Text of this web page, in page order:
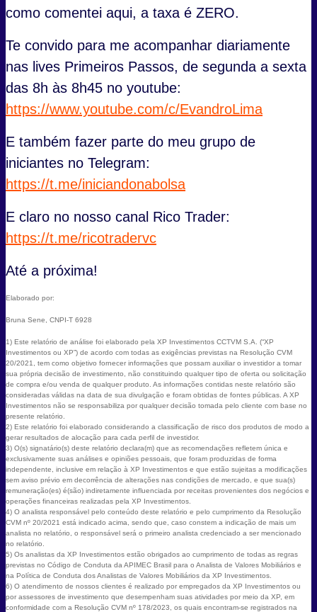
como comentei aqui, a taxa é ZERO.
Te convido para me acompanhar diariamente
nas lives Primeiros Passos, de segunda a sexta
das 8h às 8h45 no youtube:
https://www.youtube.com/c/EvandroLima
E também fazer parte do meu grupo de
iniciantes no Telegram:
https://t.me/iniciandonabolsa
E claro no nosso canal Rico Trader:
https://t.me/ricotradervc
Até a próxima!
Elaborado por:
Bruna Sene, CNPI-T 6928
1) Este relatório de análise foi elaborado pela XP Investimentos CCTVM S.A. (“XP
Investimentos ou XP”) de acordo com todas as exigências previstas na Resolução CVM
20/2021, tem como objetivo fornecer informações que possam auxiliar o investidor a tomar
sua própria decisão de investimento, não constituindo qualquer tipo de oferta ou solicitação
de compra e/ou venda de qualquer produto. As informações contidas neste relatório são
consideradas válidas na data de sua divulgação e foram obtidas de fontes públicas. A XP
Investimentos não se responsabiliza por qualquer decisão tomada pelo cliente com base no
presente relatório.
2) Este relatório foi elaborado considerando a classificação de risco dos produtos de modo a
gerar resultados de alocação para cada perfil de investidor.
3) O(s) signatário(s) deste relatório declara(m) que as recomendações refletem única e
exclusivamente suas análises e opiniões pessoais, que foram produzidas de forma
independente, inclusive em relação à XP Investimentos e que estão sujeitas a modificações
sem aviso prévio em decorrência de alterações nas condições de mercado, e que sua(s)
remuneração(es) é(são) indiretamente influenciada por receitas provenientes dos negócios e
operações financeiras realizadas pela XP Investimentos.
4) O analista responsável pelo conteúdo deste relatório e pelo cumprimento da Resolução
CVM nº 20/2021 está indicado acima, sendo que, caso constem a indicação de mais um
analista no relatório, o responsável será o primeiro analista credenciado a ser mencionado
no relatório.
5) Os analistas da XP Investimentos estão obrigados ao cumprimento de todas as regras
previstas no Código de Conduta da APIMEC Brasil para o Analista de Valores Mobiliários e
na Política de Conduta dos Analistas de Valores Mobiliários da XP Investimentos.
6) O atendimento de nossos clientes é realizado por empregados da XP Investimentos ou
por assessores de investimento que desempenham suas atividades por meio da XP, em
conformidade com a Resolução CVM nº 178/2023, os quais encontram-se registrados na